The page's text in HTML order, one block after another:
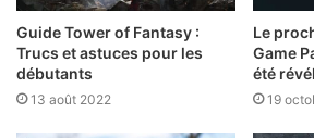
Guide Tower of Fantasy :
Trucs et astuces pour les
débutants
13 août 2022
Le
Game
été
19